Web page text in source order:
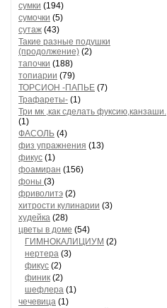
сумки (194)
сумочки (5)
сутаж (43)
Такие разные подушки
(продолжение) (2)
тапочки (188)
топиарии (79)
ТОРСИОН -ПАПЬЕ (7)
Трафареты- (1)
Три мк ,как сделать фуксию,канзаши.
(1)
ФАСОЛЬ (4)
физ упражнения (13)
фикус (1)
фоамиран (156)
фоны (3)
фриволитэ (2)
хитрости кулинарии (3)
худейка (28)
цветы в доме (54)
ГИМНОКАЛИЦИУМ (2)
нертера (3)
фикус (2)
финик (2)
шефлера (1)
чечевица (1)